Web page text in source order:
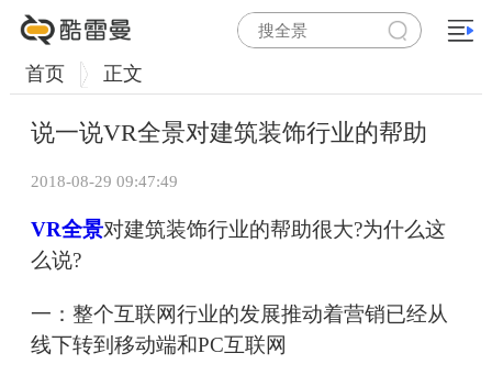
首页 正文
说一说VR全景对建筑装饰行业的帮助
2018-08-29 09:47:49
VR全景对建筑装饰行业的帮助很大?为什么这
么说?
一：整个互联网行业的发展推动着营销已经从
线下转到移动端和PC互联网